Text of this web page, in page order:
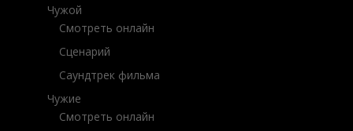
Чужой
Смотреть онлайн
Сценарий
Саундтрек фильма
Чужие
Смотреть онлайн